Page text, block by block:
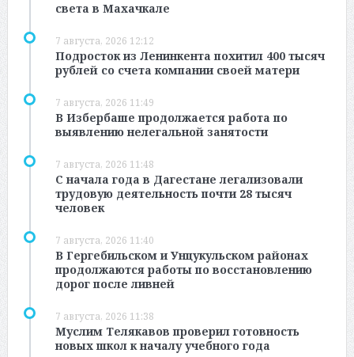
света в Махачкале
7 августа, 2026 12:12
Подросток из Ленинкента похитил 400 тысяч
рублей со счета компании своей матери
7 августа, 2026 11:49
В Избербаше продолжается работа по
выявлению нелегальной занятости
7 августа, 2026 11:48
С начала года в Дагестане легализовали
трудовую деятельность почти 28 тысяч
человек
7 августа, 2026 11:40
В Гергебильском и Унцукульском районах
продолжаются работы по восстановлению
дорог после ливней
7 августа, 2026 11:38
Муслим Телякавов проверил готовность
новых школ к началу учебного года